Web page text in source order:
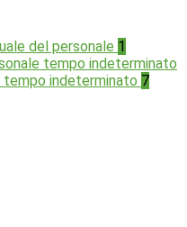
del personale 1
tempo indeterminato
tempo indeterminato 7